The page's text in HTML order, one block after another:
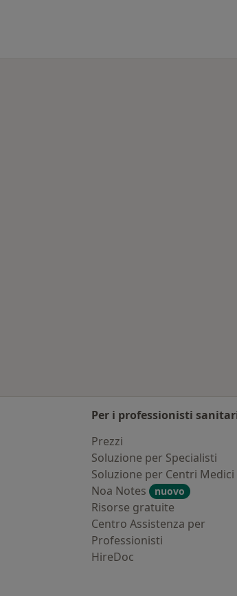
Per i professionisti
Prezzi
Soluzione per Specialisti
Soluzione per Centri Medici
Noa Notes
nuovo
Risorse gratuite
Centro Assistenza per
Professionisti
HireDoc